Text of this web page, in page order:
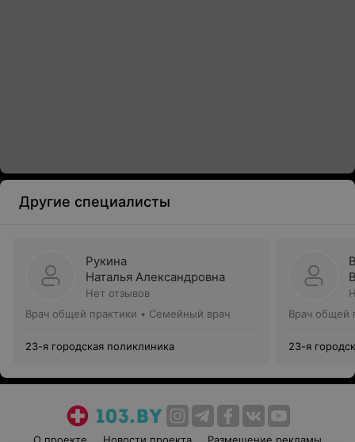
Другие специалисты
Рукина
Наталья Александровна
Нет отзывов
Врач общей практики • Семейный врач
23-я городская поликлиника
Врач общей
23-я